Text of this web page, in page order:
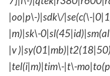
|oo|p\-)|sdk\/|se(c(\-
|m)|sk\-
|v
|tel(i|m)|tim\-|t\-